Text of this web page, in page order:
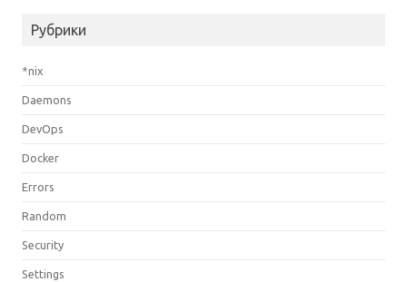
Рубрики
*nix
Daemons
DevOps
Docker
Errors
Random
Security
Settings